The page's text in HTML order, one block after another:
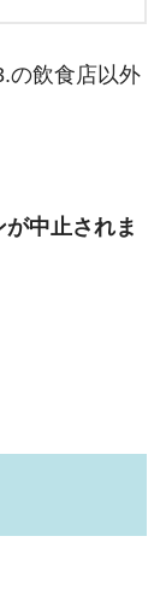
の飲食店以外
中止されま